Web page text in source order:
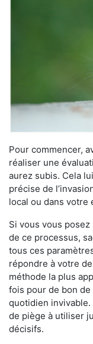
Pour commencer,
réaliser une
aurez subis. Cela
précise de
local ou dans votre
Si vous vous
de ce processus,
tous ces
répondre à votre
méthode la plus
fois pour de bon
quotidien invivable.
de piège à utiliser
décisifs.